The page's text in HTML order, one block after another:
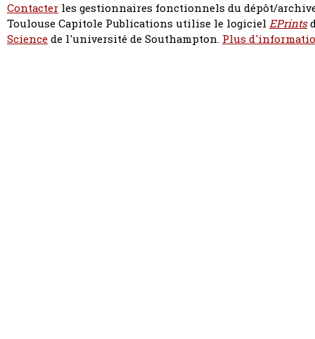
Contacter les gestionnaires fonctionnels du dépôt/
Toulouse Capitole Publications utilise le logiciel EPrints
Sciencede l'université de Southampton. Plus